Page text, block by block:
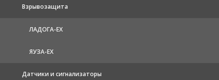
Взрывозащита
ЛАДОГА-EX
ЯУЗА-ЕХ
Датчики и сигнализаторы